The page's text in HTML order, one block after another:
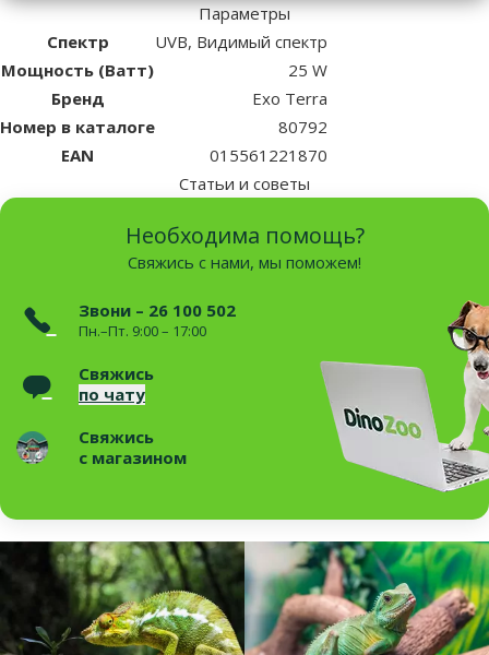
Параметры
Спектр
UVB, Видимый спектр
Мощность (Ватт)
25 W
Бренд
Exo Terra
Номер в каталоге
80792
EAN
015561221870
Статьи и советы
Необходима помощь?
Свяжись с нами, мы поможем!
Звони – 26 100 502
Пн.–Пт. 9:00 – 17:00
Свяжись
по чату
Свяжись
с магазином